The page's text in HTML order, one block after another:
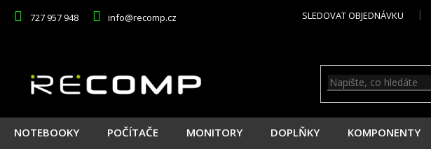
727 957 948 info@recomp.cz SLEDOVAT OBJEDNÁVKU
NOTEBOOKY POČÍTAČE MONITORY DOPLŇKY KOMPONENTY